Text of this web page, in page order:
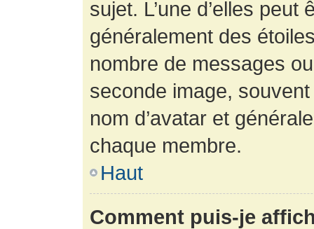
sujet. L’une d’elles
généralement des
nombre de messages
seconde image,
nom d’avatar et
chaque membre.
Haut
Comment puis-je